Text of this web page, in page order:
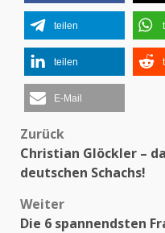
teilen
teilen
E-Mail
Zurück
Christian Glöckler –
deutschen Schachs!
Weiter
Die 6 spannendsten